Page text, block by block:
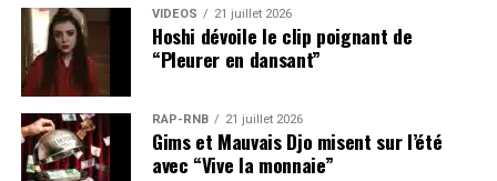
VIDEOS 21 juillet 2026
Hoshi dévoile le clip poignant de
“Pleurer en dansant”
RAP-RNB 21 juillet 2026
Gims et Mauvais Djo misent sur l’été
avec “Vive la monnaie”